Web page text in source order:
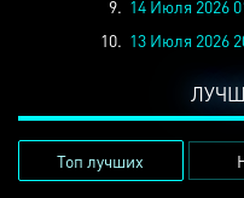
9. 14 Июля 2026
10. 13 Июля 2026
Топ лучших